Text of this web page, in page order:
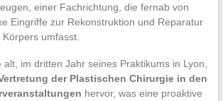
einer Fachrichtung, die fernab von
Eingriffe zur Rekonstruktion und Reparatur
umfasst.
im dritten Jahr seines Praktikums in Lyon,
der Plastischen Chirurgie in den
hervor, was eine proaktive